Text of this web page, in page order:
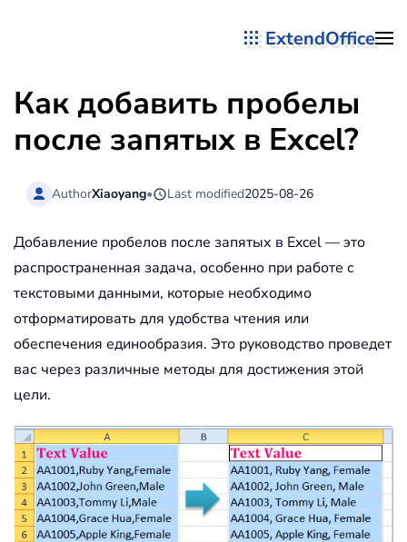
ExtendOffice
Как добавить пробелы
после запятых в Excel?
AuthorXiaoyang• Last modified2025-08-26
Добавление пробелов после запятых в Excel — это
распространенная задача, особенно при работе с
текстовыми данными, которые необходимо
отформатировать для удобства чтения или
обеспечения единообразия. Это руководство проведет
вас через различные методы для достижения этой
цели.